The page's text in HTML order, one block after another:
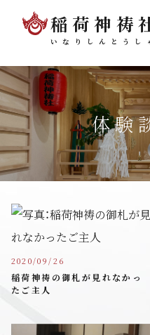
稲荷神祷
いなりしんとうし
体験
2020/09/26
稲荷神祷の御札が見れなかっ
たご主人